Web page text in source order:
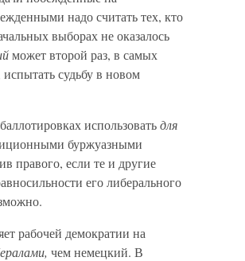
надо считать тех, кто
выборах не оказалось
может второй раз, в самых
судьбу в новом
использоватьдля
буржуазными
правого, если те и другие
его либерального
рабочей демократии на
чем немецкий. В